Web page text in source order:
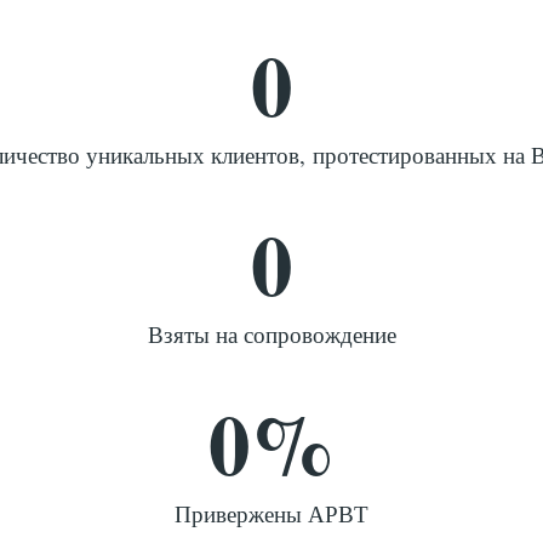
уникальных клиентов, протестированных на
0
Взяты на сопровождение
0
Привержены АРВТ
0%